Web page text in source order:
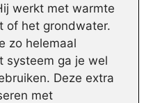
werkt met warmte
of het grondwater.
zo helemaal
systeem ga je wel
Deze extra
met